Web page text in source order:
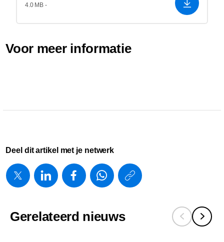
4.0 MB -
Voor meer informatie
Deel dit artikel met je netwerk
https://
philips-
Gerelateerd nieuws